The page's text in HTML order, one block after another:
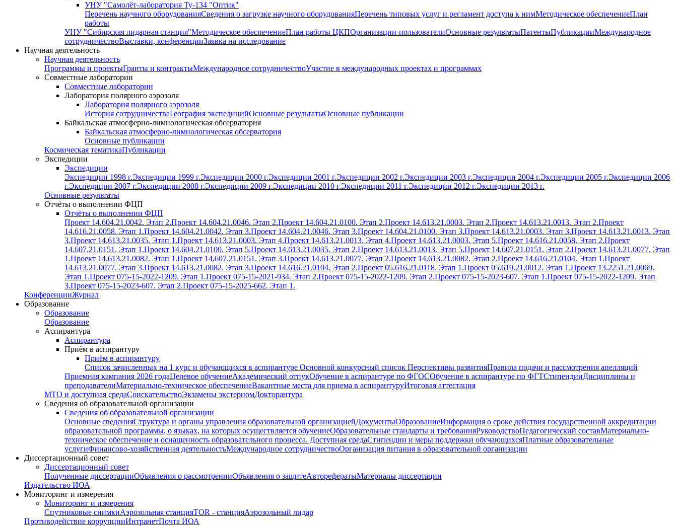
УНУ "Самолёт-лаборатория Ту-134 "Оптик"
Перечень научного оборудованияСведения о загрузке научного оборудованияПеречень типовых услуг и регламент доступа к нимМетодическое обеспечениеПлан
работы
УНУ "Сибирская лидарная станция"Методическое обеспечениеПлан работы ЦКПОрганизации-пользователиОсновные результатыПатентыПубликацииМеждународное
сотрудничествоВыставки, конференцииЗаявка на исследование
Научная деятельность
Научная деятельность
Программы и проектыГранты и контрактыМеждународное сотрудничествоУчастие в международных проектах и программах
Совместные лаборатории
Совместные лаборатории
Лаборатория полярного аэрозоля
Лаборатория полярного аэрозоля
История сотрудничестваГеография экспедицийОсновные результатыОсновные публикации
Байкальская атмосферно-лимнологическая обсерватория
Байкальская атмосферно-лимнологическая обсерватория
Основные публикации
Космическая тематикаПубликации
Экспедиции
Экспедиции
Экспедиции 1998 г.Экспедиции 1999 г.Экспедиции 2000 г.Экспедиции 2001 г.Экспедиции 2002 г.Экспедиции 2003 г.Экспедиции 2004 г.Экспедиции 2005 г.Экспедиции 2006
г.Экспедиции 2007 г.Экспедиции 2008 г.Экспедиции 2009 г.Экспедиции 2010 г.Экспедиции 2011 г.Экспедиции 2012 г.Экспедиции 2013 г.
Основные результаты
Отчёты о выполнении ФЦП
Отчёты о выполнении ФЦП
Проект 14.604.21.0042. Этап 2.Проект 14.604.21.0046. Этап 2.Проект 14.604.21.0100. Этап 2.Проект 14.613.21.0003. Этап 2.Проект 14.613.21.0013. Этап 2.Проект
14.616.21.0058. Этап 1.Проект 14.604.21.0042. Этап 3.Проект 14.604.21.0046. Этап 3.Проект 14.604.21.0100. Этап 3.Проект 14.613.21.0003. Этап 3.Проект 14.613.21.0013. Этап
3.Проект 14.613.21.0035. Этап 1.Проект 14.613.21.0003. Этап 4.Проект 14.613.21.0013. Этап 4.Проект 14.613.21.0003. Этап 5.Проект 14.616.21.0058. Этап 2.Проект
14.607.21.0151. Этап 1.Проект 14.604.21.0100. Этап 5.Проект 14.613.21.0035. Этап 2.Проект 14.613.21.0013. Этап 5.Проект 14.607.21.0151. Этап 2.Проект 14.613.21.0077. Этап
1.Проект 14.613.21.0082. Этап 1.Проект 14.607.21.0151. Этап 3.Проект 14.613.21.0077. Этап 2.Проект 14.613.21.0082. Этап 2.Проект 14.616.21.0104. Этап 1.Проект
14.613.21.0077. Этап 3.Проект 14.613.21.0082. Этап 3.Проект 14.616.21.0104. Этап 2.Проект 05.616.21.0118. Этап 1.Проект 05.619.21.0012. Этап 1.Проект 13.2251.21.0069.
Этап 1.Проект 075-15-2022-1209. Этап 1.Проект 075-15-2021-934. Этап 2.Проект 075-15-2022-1209. Этап 2.Проект 075-15-2023-607. Этап 1.Проект 075-15-2022-1209. Этап
3.Проект 075-15-2023-607. Этап 2.Проект 075-15-2025-662. Этап 1.
КонференцииЖурнал
Образование
Образование
Образование
Аспирантура
Аспирантура
Приём в аспирантуру
Приём в аспирантуру
Список зачисленных на 1 курс и обучающихся в аспирантуре Основной конкурсный список Перспективы развитияПравила подачи и рассмотрения апелляций
Приемная кампания 2026 годаЦелевое обучениеАкадемический отпукОбучение в аспирантуре по ФГОСОбучение в аспирантуре по ФГТСтипендииДисциплины и
преподавателиМатериально-техническое обеспечениеВакантные места для приема в аспирантуруИтоговая аттестация
МТО и доступная средаСоискательствоЭкзамены экстерномДокторантура
Сведения об образовательной организации
Сведения об образовательной организации
Основные сведенияСтруктура и органы управления образовательной организациейДокументыОбразованиеИнформация о сроке действия государственной аккредитации
образовательной программы, о языках, на которых осуществляется обучениеОбразовательные стандарты и требованияРуководствоПедагогический составМатериально-
техническое обеспечение и оснащенность образовательного процесса. Доступная средаСтипендии и меры поддержки обучающихсяПлатные образовательные
услугиФинансово-хозяйственная деятельностьМеждународное сотрудничествоОрганизация питания в образовательной организации
Диссертационный совет
Диссертационный совет
Полученные диссертацииОбъявления о рассмотренииОбъявления о защитеАвторефератыМатериалы диссертации
Издательство ИОА
Мониторинг и измерения
Мониторинг и измерения
Спутниковые снимкиАэрозольная станцияTOR - станцияАэрозольный лидар
Противодействие коррупцииИнтранетПочта ИОА